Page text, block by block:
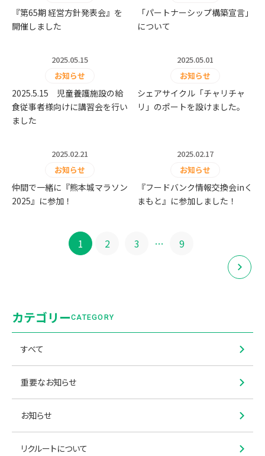
『第65期 経営方針発表会』を
開催しました
「パートナーシップ構築宣言」
について
2025.05.15
お知らせ
2025.5.15 児童養護施設の給
食従事者様向けに講習会を行い
ました
2025.05.01
お知らせ
シェアサイクル「チャリチャ
リ」のポートを設けました。
2025.02.21
お知らせ
仲間で一緒に『熊本城マラソン
2025』に参加！
2025.02.17
お知らせ
『フードバンク情報交換会inく
まもと』に参加しました！
ペー
ジ
送
り
1 2 3 … 9
カテゴリーCATEGORY
すべて
重要なお知らせ
お知らせ
リクルートについて